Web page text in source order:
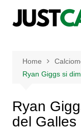
Home
Ryan Giggs si
Ryan
del Galles